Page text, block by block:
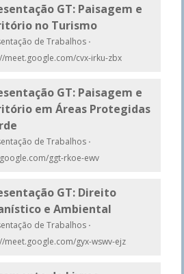
GT: Paisagem e
no Turismo
de Trabalhos ·
meet.google.com/cvx-irku-zbx
GT: Paisagem e
em Áreas Protegidas
de Trabalhos ·
ggt-rkoe-ewv
GT: Direito
e Ambiental
de Trabalhos ·
meet.google.com/gyx-wswv-ejz